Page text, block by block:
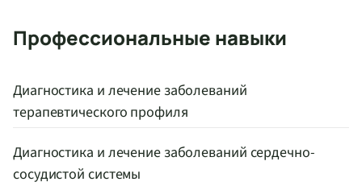
Профессиональные навыки
Диагностика и лечение заболеваний
терапевтического профиля
Диагностика и лечение заболеваний сердечно-
сосудистой системы